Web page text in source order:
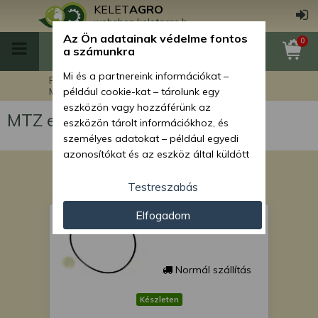
KELETAGRO
webshop.keletagro.hu
0
Főoldal
MTZ traktor alkatrészek
MTZ erőleadás
MTZ erőleadás
gumigyűrű 118x3 (MTZ
csapágyház 036)
Normál szállítás
Készleten
Az Ön adatainak védelme fontos
a számunkra
Mi és a partnereink információkat –
például cookie-kat – tárolunk egy
eszközön vagy hozzáférünk az
eszközön tárolt információkhoz, és
személyes adatokat – például egyedi
azonosítókat és az eszköz által küldött
személyre szabott hirdetések és
tartalom nyújtásához, hirdetés- és
tartalomméréshez, nézettségi adatok
gyűjtéséhez, valamint termékek
kifejlesztéséhez és a termékek
javításához. Az Ön engedélyével mi és a
módszerrel szerzett pontos geolokációs
adatokat és azonosítási információkat
Testreszabás
Elfogadom